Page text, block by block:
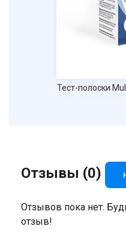
Тест-полоски
Отзывы (0)
Отзывов пока нет.
отзыв!